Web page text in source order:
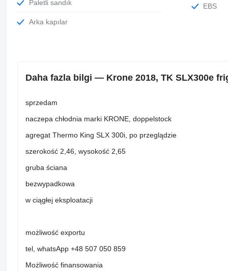
Paletli sandık
Arka kapılar
EBS
Daha fazla bilgi — Krone 2018, TK SLX300e
sprzedam
naczepa chłodnia marki KRONE, doppelstock
agregat Thermo King SLX 300i, po przeglądzie
szerokość 2,46, wysokość 2,65
gruba ściana
bezwypadkowa
w ciągłej eksploatacji
możliwość exportu
tel, whatsApp +48 507 050 859
Możliwość finansowania